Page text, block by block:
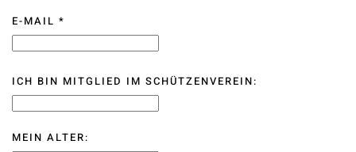
E-MAIL *
ICH BIN MITGLIED IM SCHÜTZENVEREIN:
MEIN ALTER: